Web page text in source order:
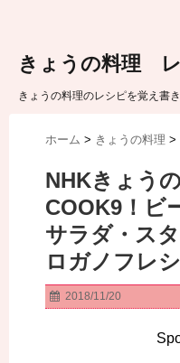
きょうの料理
きょうの料理のレシピを覚え書
ホーム > きょうの料理 >
NHKきょう
COOK9！ビ
サラダ・ス
ロガノフレ
2018/11/20